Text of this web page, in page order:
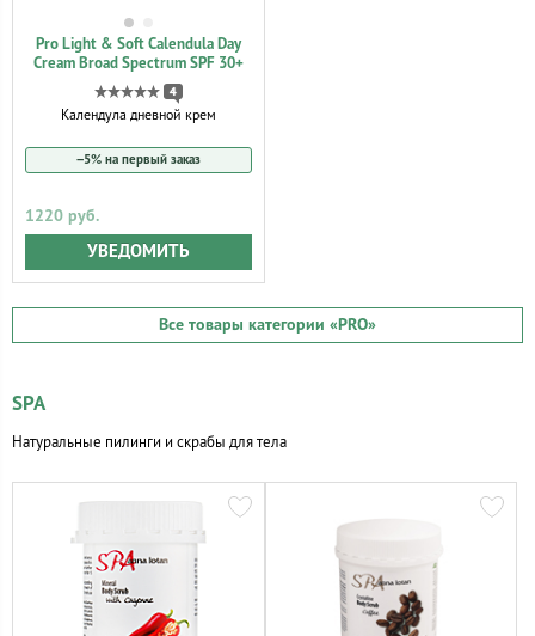
Pro Light & Soft Calendula Day
Cream Broad Spectrum SPF 30+
4
Календула дневной крем
−5% на первый заказ
1220 руб.
УВЕДОМИТЬ
Все товары категории «PRO»
SPA
Натуральные пилинги и скрабы для тела